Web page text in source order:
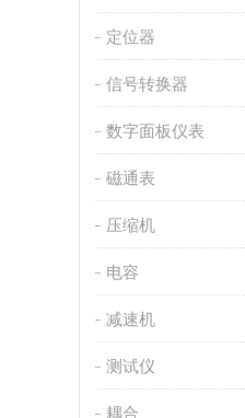
定位器
信号转换器
数字面板仪表
磁通表
压缩机
电容
减速机
测试仪
耦合